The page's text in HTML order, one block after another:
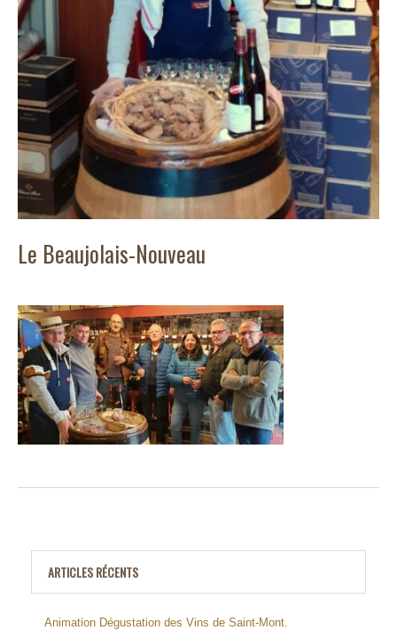
Le Beaujolais-Nouveau
ARTICLES RÉCENTS
Animation Dégustation des Vins de Saint-Mont.